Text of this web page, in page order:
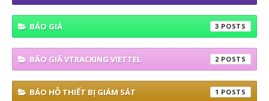
BÁO GIÁ 3
BÁO GIÁ VTRACKING VIETTEL 2
BÁO HỖ THIẾT BỊ GIÁM SÁT 1